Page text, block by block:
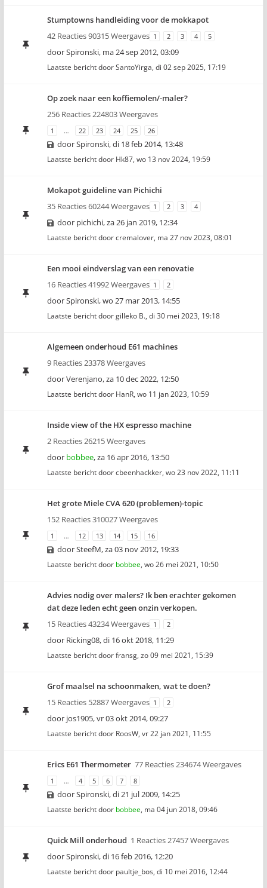
Stumptowns handleiding voor de mokkapot
42 Reacties 90315 Weergaves 1 2 3 4 5
doorSpironski, ma 24 sep 2012, 03:09
Laatste bericht doorSantoYirga, di 02 sep 2025, 17:19
Op zoek naar een koffiemolen/-maler?
256 Reacties 224803 Weergaves
1 … 22 23 24 25 26
doorSpironski,di 18 feb 2014, 13:48
Laatste bericht door Hk87, wo 13 nov 2024, 19:59
Mokapot guideline van Pichichi
35 Reacties 60244 Weergaves 1 2 3 4
door pichichi,za 26 jan 2019, 12:34
Laatste bericht doorcremalover, ma 27 nov 2023, 08:01
Een mooi eindverslag van een renovatie
16 Reacties 41992 Weergaves 1 2
doorSpironski,wo 27 mar 2013, 14:55
Laatste bericht doorgilleko B., di 30 mei 2023, 19:18
Algemeen onderhoud E61 machines
9 Reacties 23378 Weergaves
doorVerenjano,za 10 dec 2022, 12:50
Laatste bericht door HanR, wo 11 jan 2023, 10:59
Inside view of the HX espresso machine
2 Reacties 26215 Weergaves
door bobbee,za 16 apr 2016, 13:50
Laatste bericht doorcbeenhackker, wo 23 nov 2022, 11:11
Het grote Miele CVA 620 (problemen)-topic
152 Reacties 310027 Weergaves
1 … 12 13 14 15 16
doorSteefM,za 03 nov 2012, 19:33
Laatste bericht door bobbee, wo 26 mei 2021, 10:50
Advies nodig over malers? Ik ben erachter gekomen
dat deze leden echt geen onzin verkopen.
15 Reacties 43234 Weergaves 1 2
door Ricking08,di 16 okt 2018, 11:29
Laatste bericht doorfransg, zo 09 mei 2021, 15:39
Grof maalsel na schoonmaken, wat te doen?
15 Reacties 52887 Weergaves 1 2
door jos1905,vr 03 okt 2014, 09:27
Laatste bericht door RoosW, vr 22 jan 2021, 11:55
Erics E61 Thermometer 77 Reacties 234674 Weergaves
1 … 4 5 6 7 8
doorSpironski,di 21 jul 2009, 14:25
Laatste bericht door bobbee, ma 04 jun 2018, 09:46
Quick Mill onderhoud 1 Reacties 27457 Weergaves
doorSpironski,di 16 feb 2016, 12:20
Laatste bericht door paultje_bos, di 10 mei 2016, 12:44